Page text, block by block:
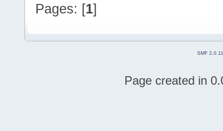
Pages: [1]
SMF 2.0.11
Page created in